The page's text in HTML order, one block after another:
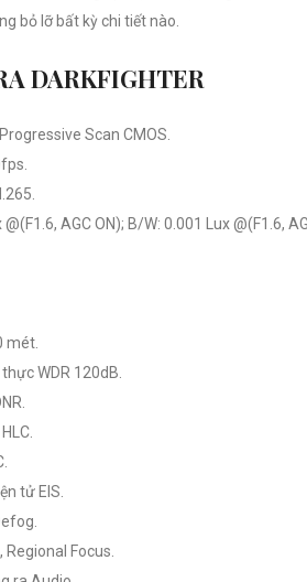
bỏ lỡ bất kỳ chi tiết nào.
DARKFIGHTER
Scan CMOS.
AGC ON); B/W: 0.001 Lux @(F1.6,
mét.
WDR 120dB.
tử EIS.
Focus.